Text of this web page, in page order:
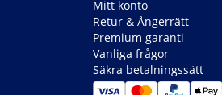
Mitt konto
Retur & Ångerrätt
Premium garanti
Vanliga frågor
Säkra betalningssätt